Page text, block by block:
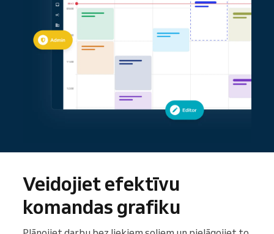
Veidojiet efektīvu
komandas grafiku